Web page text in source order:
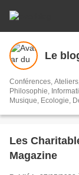
Le
Conférences, Ateliers,
Philosophie,
Musique, Ecologie,
Les
Magazine